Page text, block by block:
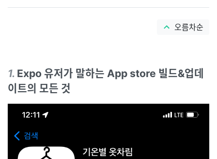
오름차순
1. Expo 유저가 말하는 App store 빌드&업데
이트의 모든 것